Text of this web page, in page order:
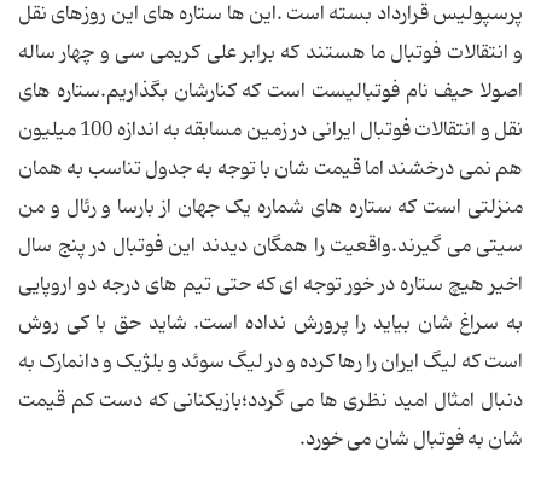
پرسپولیس قرارداد بسته است .این ها ستاره های این روزهای نقل
و انتقالات فوتبال ما هستند که برابر علی کریمی سی و چهار ساله
اصولا حیف نام فوتبالیست است که کنارشان بگذاریم.ستاره های
نقل و انتقالات فوتبال ایرانی در زمین مسابقه به اندازه 100 میلیون
هم نمی درخشند اما قیمت شان با توجه به جدول تناسب به همان
منزلتی است که ستاره های شماره یک جهان از بارسا و رئال و من
سیتی می گیرند.واقعیت را همگان دیدند این فوتبال در پنج سال
اخیر هیچ ستاره در خور توجه ای که حتی تیم های درجه دو اروپایی
به سراغ شان بیاید را پرورش نداده است. شاید حق با کی روش
است که لیگ ایران را رها کرده و در لیگ سوئد و بلژیک و دانمارک به
دنبال امثال امید نظری ها می گردد؛بازیکنانی که دست کم قیمت
شان به فوتبال شان می خورد.